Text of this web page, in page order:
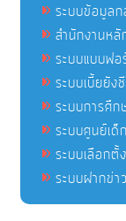
ระบบข้อมูล
สำนักงานห
ระบบแบบฟ
ระบบเบี้ยยั
ระบบการศึ
ระบบศูนย์เด็
ระบบเลือก
ระบบฝากข่